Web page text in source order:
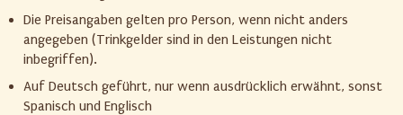
Die Preisangaben gelten pro Person, wenn nicht anders
angegeben (Trinkgelder sind in den Leistungen nicht
inbegriffen).
Auf Deutsch geführt, nur wenn ausdrücklich erwähnt, sonst
Spanisch und Englisch